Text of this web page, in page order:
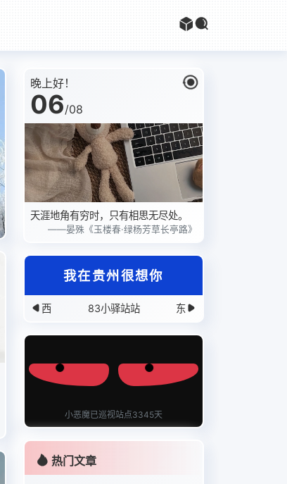
晚上好！
06/08
天涯地角有穷时，只有相思无尽处。
——晏殊《玉楼春·绿杨芳草长亭路》
我在贵州很想你
西 83小驿站站 东
小恶魔已巡视站点3345天
热门文章